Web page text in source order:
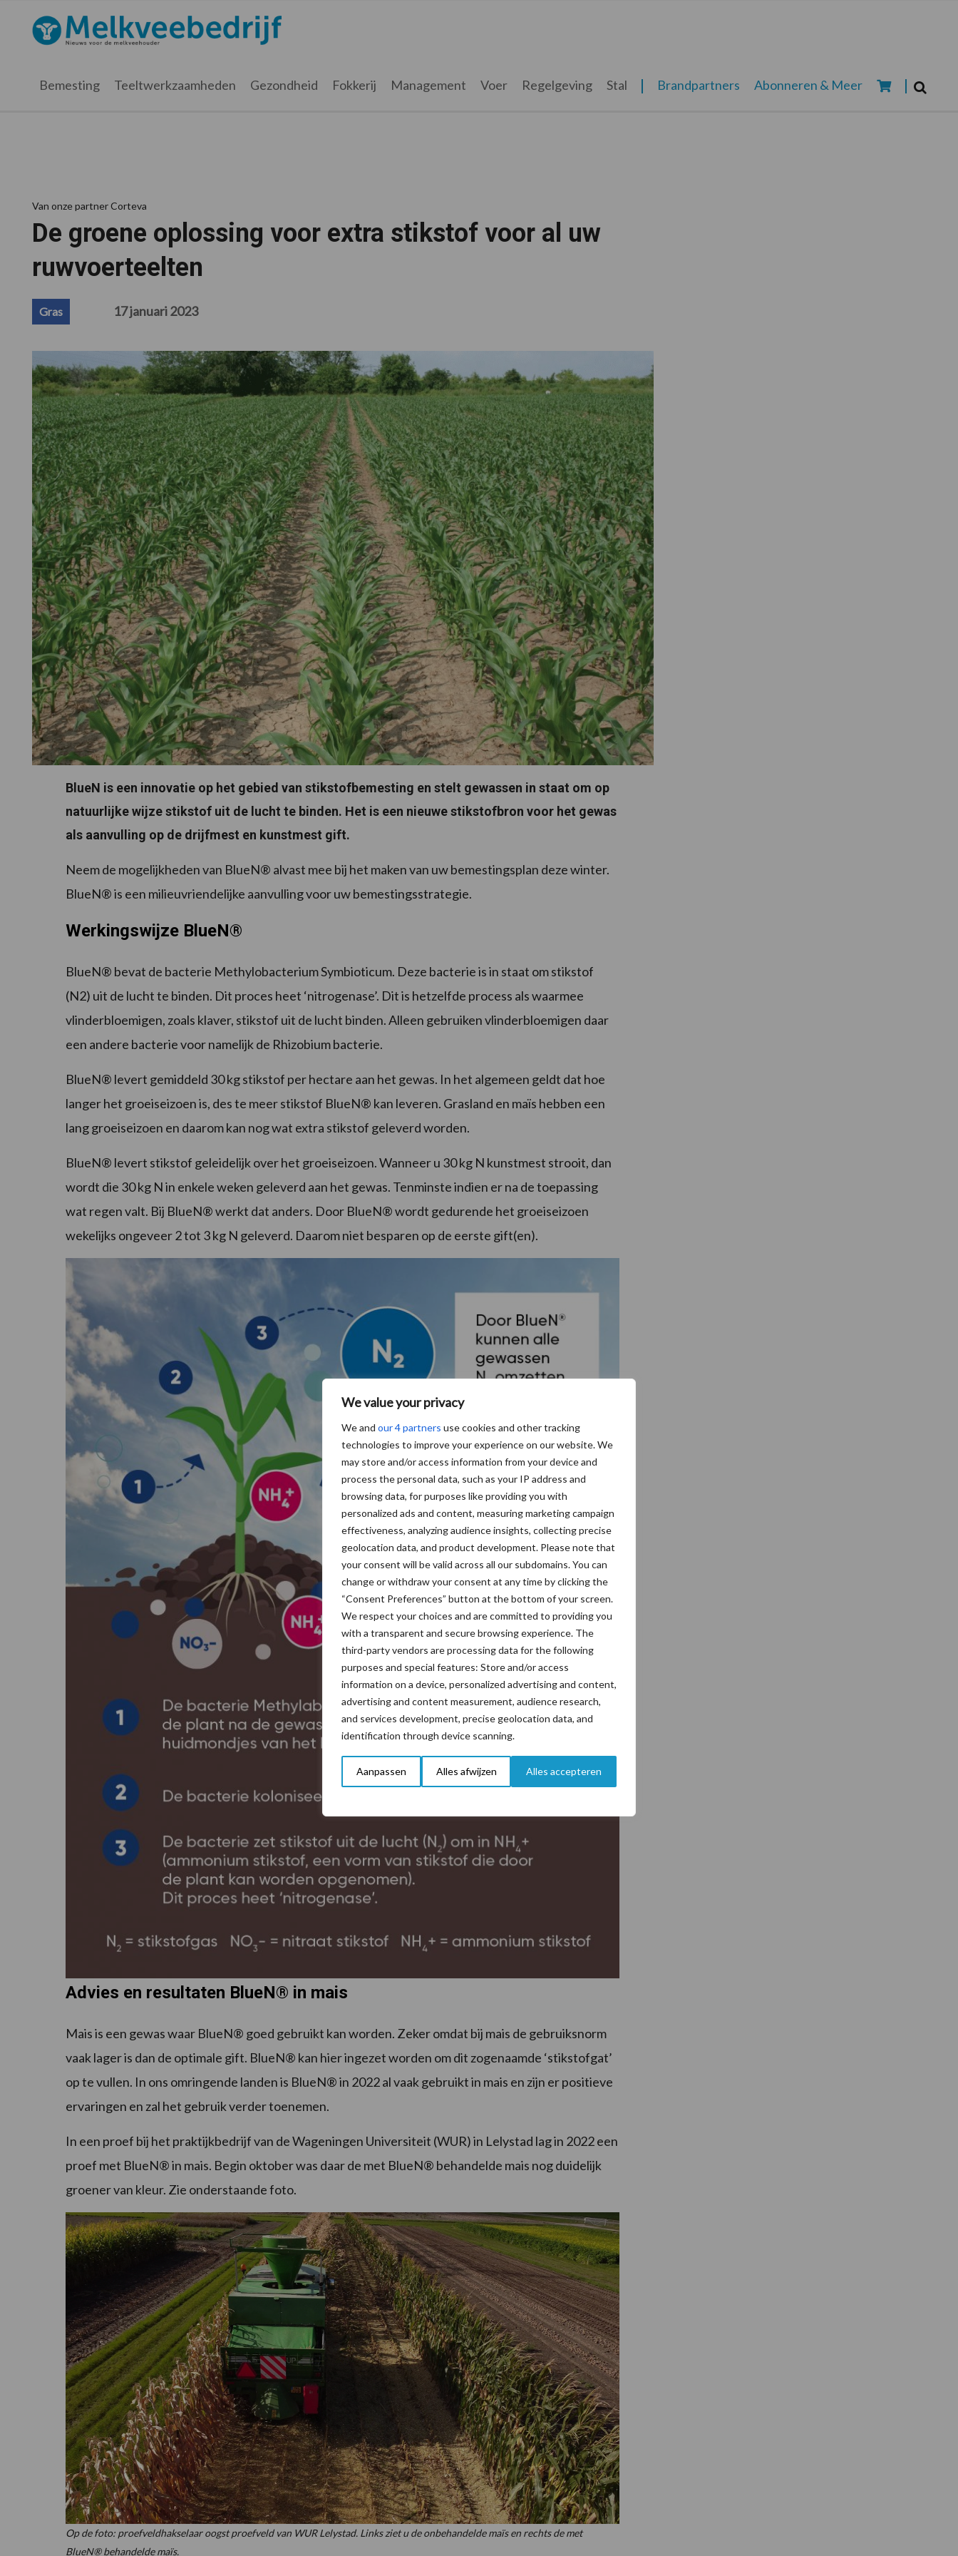
We value your privacy
We and our 4 partners use cookies and other tracking
technologies to improve your experience on our website. We
may store and/or access information from your device and
process the personal data, such as your IP address and
browsing data, for purposes like providing you with
personalized ads and content, measuring marketing campaign
effectiveness, analyzing audience insights, collecting precise
geolocation data, and product development. Please note that
your consent will be valid across all our subdomains. You can
change or withdraw your consent at any time by clicking the
“Consent Preferences” button at the bottom of your screen.
We respect your choices and are committed to providing you
with a transparent and secure browsing experience. The
third-party vendors are processing data for the following
purposes and special features: Store and/or access
information on a device, personalized advertising and content,
advertising and content measurement, audience research,
and services development, precise geolocation data, and
identification through device scanning.
Aanpassen Alles afwijzen Alles accepteren
hoofdnavigatie
hoofd
eerste
voettekst
Melkveebedrijf.nl
Bemesting Teeltwerkzaamheden Gezondheid Fokkerij Management Voer Regelgeving Stal Brandpartners Abonneren & Meer
Van onze partner Corteva
De groene oplossing voor extra stikstof voor al uw
ruwvoerteelten
Gras 17 januari 2023
BlueN is een innovatie op het gebied van stikstofbemesting en stelt gewassen in staat om op
natuurlijke wijze stikstof uit de lucht te binden. Het is een nieuwe stikstofbron voor het gewas
als aanvulling op de drijfmest en kunstmest gift.
Neem de mogelijkheden van BlueN® alvast mee bij het maken van uw bemestingsplan deze winter.
BlueN® is een milieuvriendelijke aanvulling voor uw bemestingsstrategie.
Werkingswijze BlueN®
BlueN® bevat de bacterie Methylobacterium Symbioticum. Deze bacterie is in staat om stikstof
(N2) uit de lucht te binden. Dit proces heet ‘nitrogenase’. Dit is hetzelfde process als waarmee
vlinderbloemigen, zoals klaver, stikstof uit de lucht binden. Alleen gebruiken vlinderbloemigen daar
een andere bacterie voor namelijk de Rhizobium bacterie.
BlueN® levert gemiddeld 30 kg stikstof per hectare aan het gewas. In het algemeen geldt dat hoe
langer het groeiseizoen is, des te meer stikstof BlueN® kan leveren. Grasland en maïs hebben een
lang groeiseizoen en daarom kan nog wat extra stikstof geleverd worden.
BlueN® levert stikstof geleidelijk over het groeiseizoen. Wanneer u 30 kg N kunstmest strooit, dan
wordt die 30 kg N in enkele weken geleverd aan het gewas. Tenminste indien er na de toepassing
wat regen valt. Bij BlueN® werkt dat anders. Door BlueN® wordt gedurende het groeiseizoen
wekelijks ongeveer 2 tot 3 kg N geleverd. Daarom niet besparen op de eerste gift(en).
Advies en resultaten BlueN® in mais
Mais is een gewas waar BlueN® goed gebruikt kan worden. Zeker omdat bij mais de gebruiksnorm
vaak lager is dan de optimale gift. BlueN® kan hier ingezet worden om dit zogenaamde ‘stikstofgat’
op te vullen. In ons omringende landen is BlueN® in 2022 al vaak gebruikt in mais en zijn er positieve
ervaringen en zal het gebruik verder toenemen.
In een proef bij het praktijkbedrijf van de Wageningen Universiteit (WUR) in Lelystad lag in 2022 een
proef met BlueN® in mais. Begin oktober was daar de met BlueN® behandelde mais nog duidelijk
groener van kleur. Zie onderstaande foto.
Op de foto: proefveldhakselaar oogst proefveld van WUR Lelystad. Links ziet u de onbehandelde maïs en rechts de met
BlueN® behandelde maïs.